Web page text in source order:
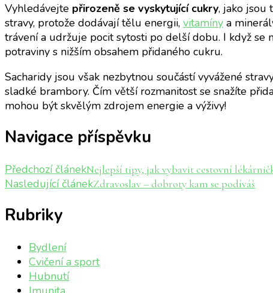
Vyhledávejte přirozeně se vyskytující cukry, jako jsou
stravy, protože dodávají tělu energii, vitamíny a
trávení a udržuje pocit sytosti po delší dobu. I když se
potraviny s nižším obsahem přidaného cukru.
Sacharidy jsou však nezbytnou součástí vyvážené
sladké brambory. Čím větší rozmanitost se snažíte
mohou být skvělým zdrojem energie a výživy!
Navigace příspěvku
Předchozí článekNejlepší tipy, jak vybavit cestovní
Nasledující článekZdravoslav – dobroty kam se podíváš
Rubriky
Bydlení
Cvičení a sport
Hubnutí